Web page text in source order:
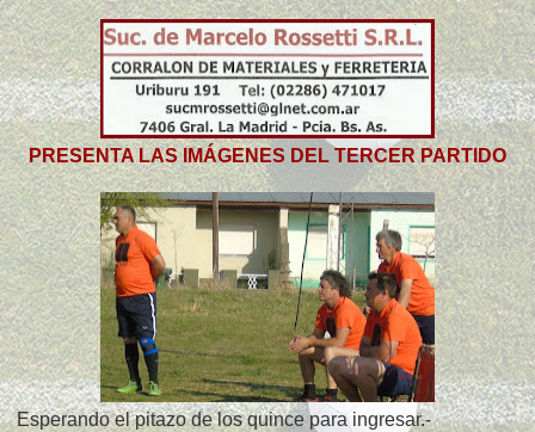
PRESENTA LAS IMÁGENES DEL TERCER PARTIDO
Esperando el pitazo de los quince para ingresar.-